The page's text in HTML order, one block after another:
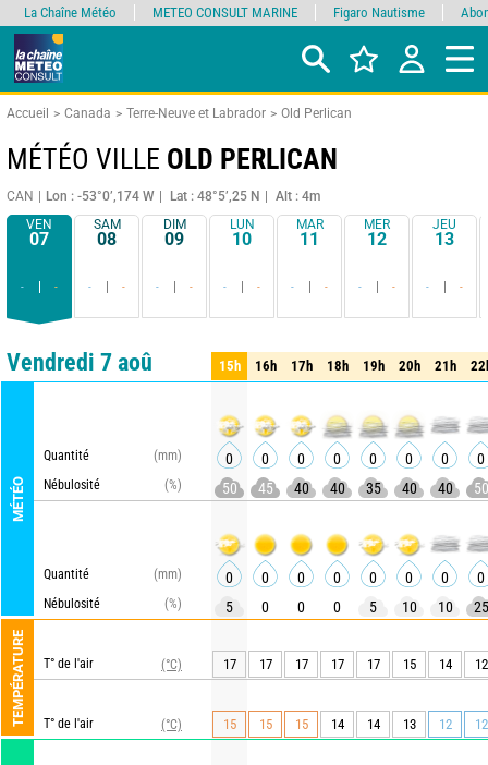
Accueil Canada Terre-Neuve et Labrador Old Perlican
MÉTÉO VILLE OLD PERLICAN
CAN Lon : -53°0’,174 W Lat : 48°5’,25 N
Alt : 4m
VEN
07
- -
SAM
08
- -
DIM
09
- -
LUN
10
- -
MAR
11
- -
MER
12
- -
JEU
13
- -
Comparateur détaillé synthétique
Vendredi 7 aoû
MÉTÉO
Quantité
(mm)
Nébulosité
(%)
Quantité
(mm)
Nébulosité
(%)
TEMPÉRATURE T° de l'air (°C)
T° de l'air (°C)
15h 16h 17h 18h 19h 20h 21h
15h 16h 17h 18h 19h 20h 21h
0 0 0 0 0 0 0
0
50
45 40 40 35 40 40 50
0 0 0 0 0 0 0
0
5
0 0 0 5 10 10 25
17 17 17 17 17 15 14 12
15 15 15 14 14 13 12 12
La Chaîne Météo METEO CONSULT MARINE Figaro Nautisme